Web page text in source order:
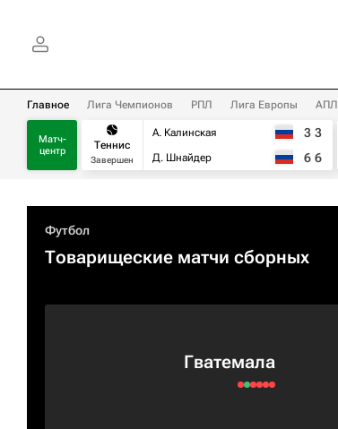
Главное Лига Чемпионов РПЛ Лига Европы АПЛ
Матч-
центр
Теннис
Завершен
А. Калинская
Д. Шнайдер
3 3
6 6
Футбол
Товарищеские матчи сборных
Гватемала